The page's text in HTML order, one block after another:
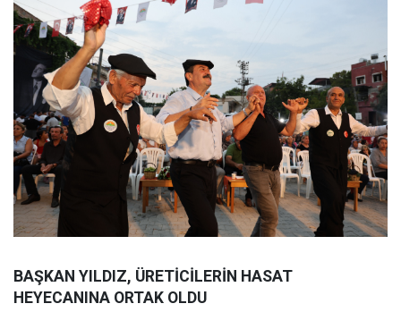
BAŞKAN YILDIZ, ÜRETİCİLERİN HASAT
HEYECANINA ORTAK OLDU